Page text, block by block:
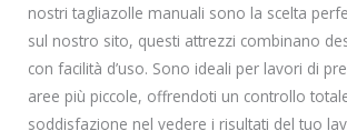
nostri tagliazolle manuali sono la scelta
sul nostro sito, questi attrezzi combinano
con facilità d’uso. Sono ideali per lavori di
aree più piccole, offrendoti un controllo
soddisfazione nel vedere i risultati del tuo